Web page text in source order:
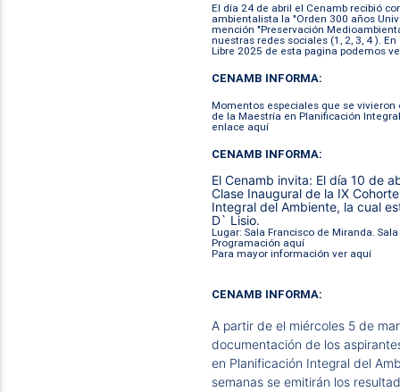
El día 24 de abril el Cenamb recibió
ambientalista la "Orden 300 años
mención "Preservación
nuestras redes sociales (1 , 2, 3, 4 ).
Libre 2025 de esta pagina podemos
CENAMB INFORMA:
Momentos especiales que se
de la Maestría en Planificación
enlace aquí
CENAMB INFORMA:
El Cenamb invita: El día 10 de
Clase Inaugural de la IX
Integral del Ambiente, la cual
D` Lisio.
Lugar: Sala Francisco de Miranda.
Programación aquí
Para mayor información veraquí
CENAMB INFORMA:
A partir de el miércoles 5 de
documentación de los
en Planificación Integral del
semanas se emitirán los